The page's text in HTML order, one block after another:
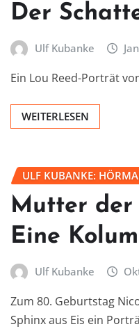
Der
Ulf Kubanke
Ein Lou Reed-Porträt
WEITERLESEN
ULF KUBANKE:
Mutter der
Eine
Ulf Kubanke
Zum 80. Geburtstag
Sphinx aus Eis ein